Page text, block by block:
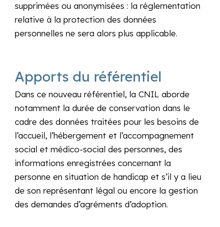
supprimées ou anonymisées : la réglementation
relative à la protection des données
personnelles ne sera alors plus applicable.
Apports du référentiel
Dans ce nouveau référentiel, la CNIL aborde
notamment la durée de conservation dans le
cadre des données traitées pour les besoins de
l’accueil, l’hébergement et l’accompagnement
social et médico-social des personnes, des
informations enregistrées concernant la
personne en situation de handicap et s’il y a lieu
de son représentant légal ou encore la gestion
des demandes d’agréments d’adoption.